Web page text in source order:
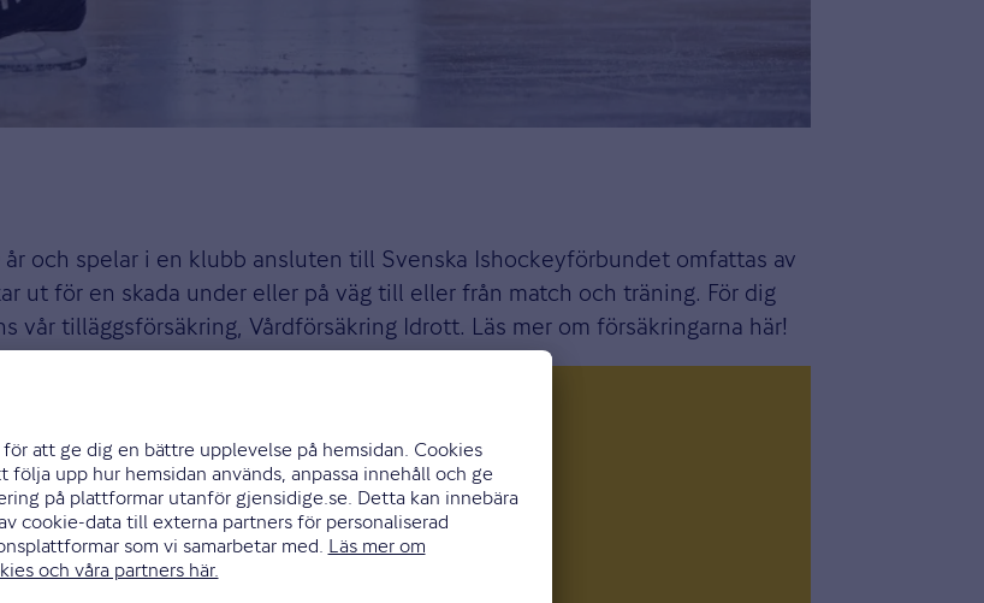
och spelar i en klubb ansluten till Svenska Ishockeyförbundet omfattas av
ut för en skada under eller på väg till eller från match och träning. För dig
tilläggsförsäkring, Vårdförsäkring Idrott. Läs mer om försäkringarna här!